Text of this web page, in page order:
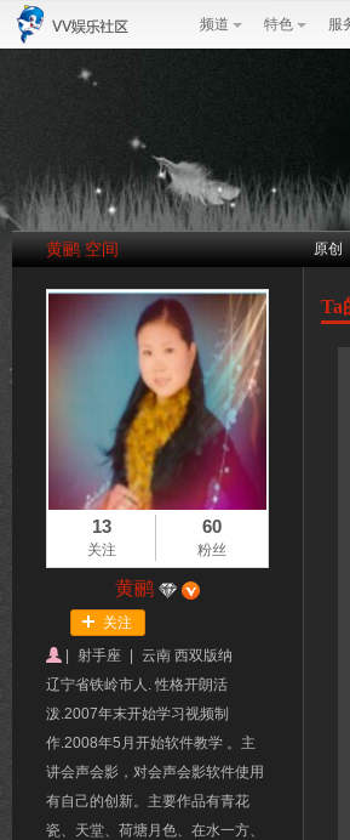
频道 特色 服
黄鹂 空间 原创
13
关注
60
粉丝
黄鹂
关注
射手座
云南 西双版纳
辽宁省铁岭市人. 性格开朗活
泼.2007年末开始学习视频制
作.2008年5月开始软件教学 。主
讲会声会影，对会声会影软件使用
有自己的创新。主要作品有青花
瓷、天堂、荷塘月色、在水一方、
Ta